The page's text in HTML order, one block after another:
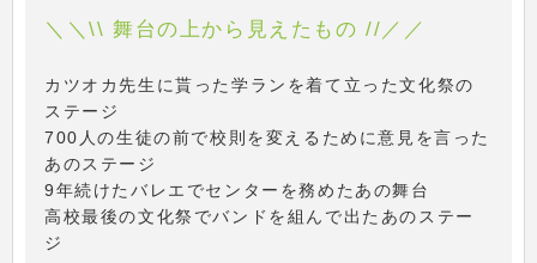
＼＼\\ 舞台の上から見えたもの //／／
カツオカ先生に貰った学ランを着て立った文化祭の
ステージ
700人の生徒の前で校則を変えるために意見を言った
あのステージ
9年続けたバレエでセンターを務めたあの舞台
高校最後の文化祭でバンドを組んで出たあのステー
ジ